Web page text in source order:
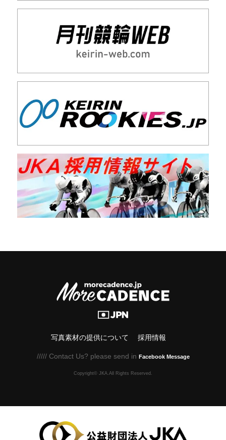
写真素材の提供について 採用情報
///// Contact Us? please send in Facebook Message
Copyright© JKA.All Rights Reserved.